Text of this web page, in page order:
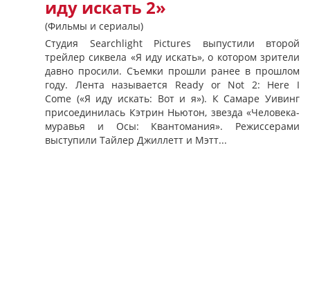
иду искать 2»
(Фильмы и сериалы)
Студия Searchlight Pictures выпустили второй
трейлер сиквела «Я иду искать», о котором зрители
давно просили. Съемки прошли ранее в прошлом
году. Лента называется Ready or Not 2: Here I
Come («Я иду искать: Вот и я»). К Самаре Уивинг
присоединилась Кэтрин Ньютон, звезда «Человека-
муравья и Осы: Квантомания». Режиссерами
выступили Тайлер Джиллетт и Мэтт...